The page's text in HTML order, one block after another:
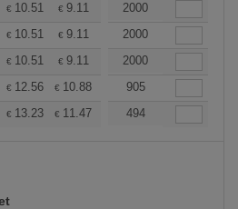
€ 10.51 € 9.11 8.41
2000
€ 10.51 € 9.11 8.41
2000
€ 10.51 € 9.11 8.41
2000
€ 12.56 € 10.88 10.05
905
€ 13.23 € 11.47 10.58
494